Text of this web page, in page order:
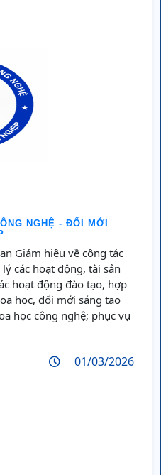
NGHỆ - ĐỔI MỚI
Giám hiệu về công tác
các hoạt động, tài sản
hoạt động đào tạo, hợp
học, đổi mới sáng tạo
học công nghệ; phục vụ
01/03/2026